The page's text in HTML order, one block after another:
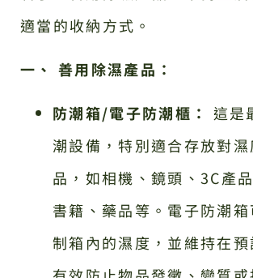
適當的收納方式。
一、 善用除濕產品：
防潮箱/電子防潮櫃：
這是
潮設備，特別適合存放對
品，如相機、鏡頭、3C產
書籍、藥品等。電子防潮
制箱內的濕度，並維持在預